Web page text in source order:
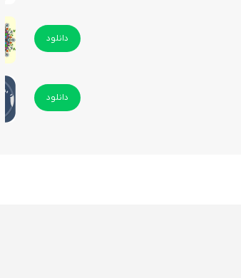
دانلود
دانلود